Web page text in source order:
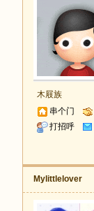
木屐族
串个门
打招呼
Mylittlelover